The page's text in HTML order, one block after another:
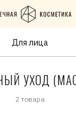
Для лица
УХОД
2 товара